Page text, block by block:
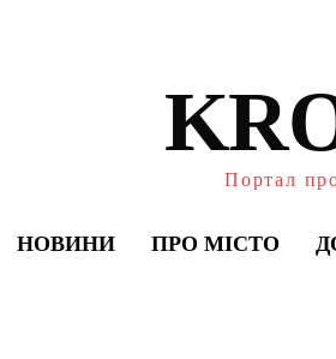
Портал
НОВИНИ ПРО МІСТО